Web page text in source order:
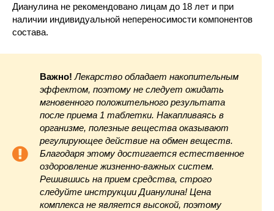
Дианулина не рекомендовано лицам до 18 лет и при
наличии индивидуальной непереносимости компонентов
состава.
Важно!Лекарство обладает накопительным
эффектом, поэтому не следует ожидать
мгновенного положительного результата
после приема 1 таблетки. Накапливаясь в
организме, полезные вещества оказывают
регулирующее действие на обмен веществ.
Благодаря этому достигается естественное
оздоровление жизненно-важных систем.
Решившись на прием средства, строго
следуйте инструкции Дианулина! Цена
комплекса не является высокой, поэтому